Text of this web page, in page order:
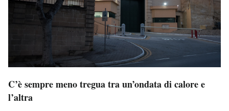
C’è sempre meno tregua tra un’ondata di calore e
l’altra